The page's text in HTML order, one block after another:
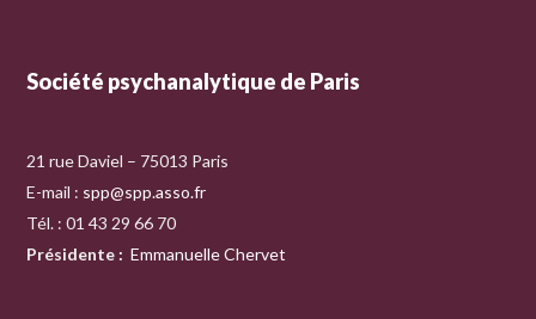
Société psychanalytique de Paris
21 rue Daviel – 75013 Paris
E-mail : spp@spp.asso.fr
Tél. : 01 43 29 66 70
Présidente : Emmanuelle Chervet